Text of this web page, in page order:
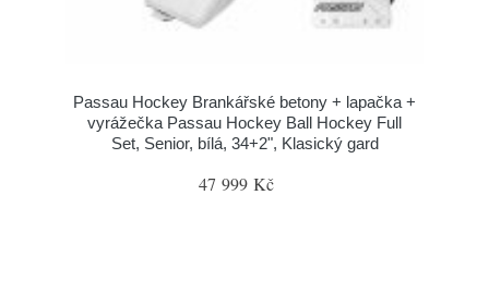
Passau Hockey Brankářské betony + lapačka +
vyrážečka Passau Hockey Ball Hockey Full
Set, Senior, bílá, 34+2", Klasický gard
47 999 Kč